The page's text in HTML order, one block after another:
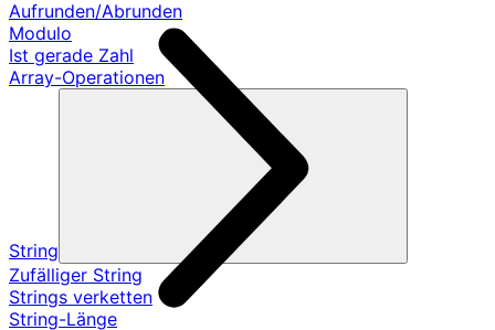
Aufrunden/Abrunden
Modulo
Ist gerade Zahl
Array-Operationen
String
Zufälliger String
Strings verketten
String-Länge